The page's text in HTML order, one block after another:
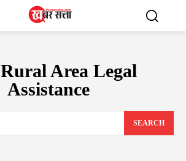
Rural Area Legal
Assistance
SEARCH